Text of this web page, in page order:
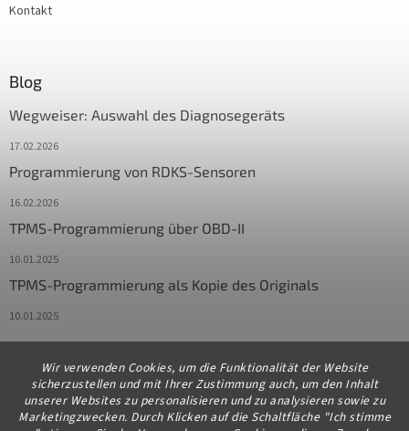
Wir verwenden Cookies, um die Funktionalität der Website
sicherzustellen und mit Ihrer Zustimmung auch, um den Inhalt
unserer Websites zu personalisieren und zu analysieren sowie zu
Marketingzwecken. Durch Klicken auf die Schaltfläche "Ich stimme
Kontakt
Blog
Wegweiser: Auswahl des Diagnosegeräts
17.02.2026
Programmierung von RDKS-Sensoren
16.02.2026
TPMS-Programmierung über OBD-II
10.01.2025
TPMS-Programmierung als Kopie des Originals
10.01.2025
Kontakt
info@diagstore.de